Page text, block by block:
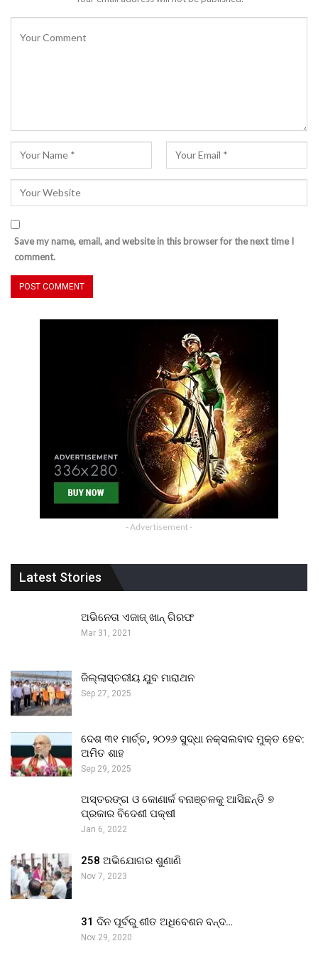
Save my name, email, and website in this browser for the next time I
comment.
- Advertisement -
Latest Stories
ଅଭିନେତା ଏଜାଜ୍ ଖାନ୍ ଗିରଫ
Mar 31, 2021
ଜିଲ୍ଲାସ୍ତରୀୟ ଯୁବ ମାରାଥନ
Sep 27, 2025
ଦେଶ ୩୧ ମାର୍ଚ୍ଚ, ୨୦୨୬ ସୁଦ୍ଧା ନକ୍ସଲବାଦ ମୁକ୍ତ ହେବ:
ଅମିତ ଶାହ
Sep 29, 2025
ଅସ୍ତରଙ୍ଗ ଓ କୋଣାର୍କ ବନାଞ୍ଚଳକୁ ଆସିଛନ୍ତି ୭
ପ୍ରକାର ବିଦେଶୀ ପକ୍ଷୀ
Jan 6, 2022
258 ଅଭିଯୋଗର ଶୁଣାଣି
Nov 7, 2023
31 ଦିନ ପୂର୍ବରୁ ଶୀତ ଅଧିବେଶନ ବନ୍ଦ…
Nov 29, 2020